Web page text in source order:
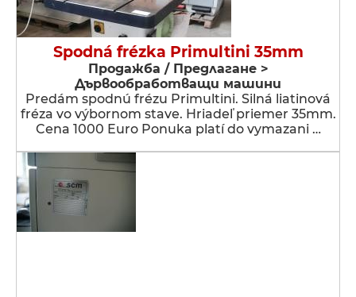
Spodná frézka Primultini 35mm
Продажба / Предлагане >
Дървообработващи машини
Predám spodnú frézu Primultini. Silná liatinová
fréza vo výbornom stave. Hriadeľ priemer 35mm.
Cena 1000 Euro Ponuka platí do vymazani …